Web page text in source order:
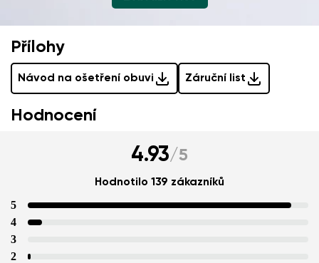
Přílohy
Návod na ošetření obuvi Záruční list
Hodnocení
4.93/5
Hodnotilo 139 zákazníků
5
4
3
2
Přidat hodnocení